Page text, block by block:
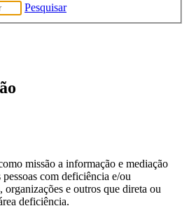
Pesquisar
missão a informação e mediação
pessoas com deficiência e/ou
organizações e outros que direta ou
deficiência.